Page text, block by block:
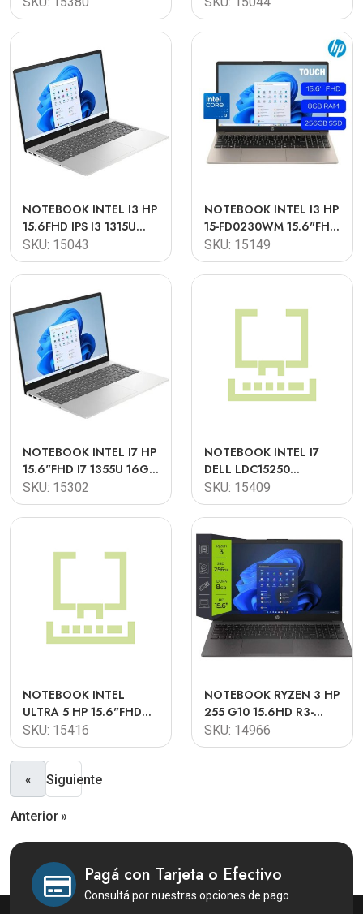
TEC. ESPAÑOL
TECLADO ESPAÑOL
E1504
NOTEBOOK INTEL I3 HP
15.6FHD IPS I3 1315U
8GB 256GB W11 15-
FD0133WM
SKU: 15043
NOTEBOOK INTEL I3 HP
15-FD0230WM 15.6"FHD
TOUCH I3-N305 8GB
256GB W11
SKU: 15149
NOTEBOOK INTEL I7 HP
15.6"FHD I7 1355U 16GB
1TB SSD W11 FD0183WM
SKU: 15302
NOTEBOOK INTEL I7
DELL LDC15250
15.6"FHD TOUCH I7
1355U 16GB 512GB SSD
W11
SKU: 15409
NOTEBOOK INTEL
ULTRA 5 HP 15.6"FHD
TOUCH U5 125H 8GB
512GB W11 15-
FD0154WM
SKU: 15416
NOTEBOOK RYZEN 3 HP
255 G10 15.6HD R3-
7320U 8GB 256GB FREE
DOS TECLADO
SKU: 14966
«
Anterior
Siguiente
»
Pagá con Tarjeta o Efectivo
Consultá por nuestras opciones de pago